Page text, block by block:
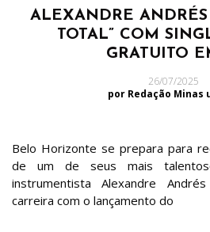
ALEXANDRE
TOTAL” COM
GRATUITO
26/07/2025
por Redação Minas
Belo Horizonte se prepara para
de um de seus mais
instrumentista Alexandre
carreira com o lançamento do